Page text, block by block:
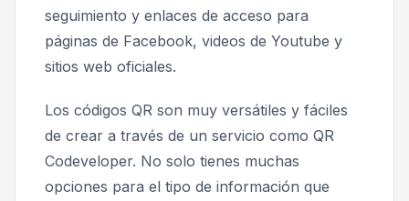
seguimiento y enlaces de acceso para
páginas de Facebook, videos de Youtube y
sitios web oficiales.
Los códigos QR son muy versátiles y fáciles
de crear a través de un servicio como QR
Codeveloper. No solo tienes muchas
opciones para el tipo de información que